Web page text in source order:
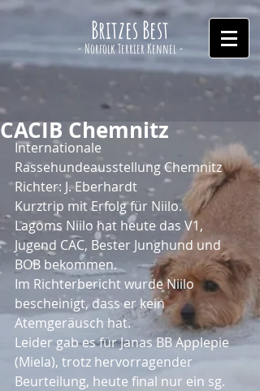
Britzes Best
- Norfolk Terrier Kennel -
CACIB Chemnitz
Internationale
Rassehundeausstellung Chemnitz
Richter: J. Eberhardt
Kurztrip mit Erfolg für Niilo.
Lagoms Niilo hat heute das V1,
Jugend CAC, Bester Junghund und
BOB bekommen.
Im Richterbericht wurde Niilo
bescheinigt, dass er kein
Atemgeräusch hat.
Leider gab es für Janas BB Applepie
(Miela), trotz hervorragender
Beurteilung, heute final nur ein sg.